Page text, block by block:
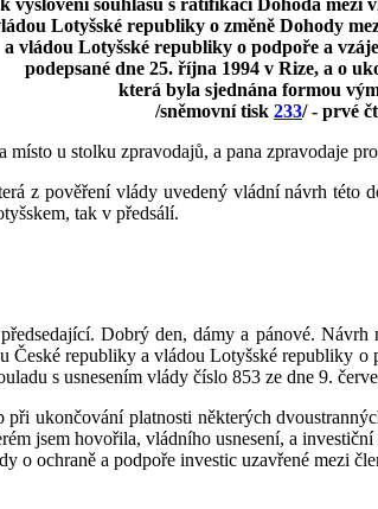
Lotyšské republiky o změně Dohody
a vládou Lotyšské republiky o podpoře a
podepsané dne 25. října 1994 v Rize, a o
která byla sjednána formou
/sněmovní tisk 233/ - prvé
u stolku zpravodajů, a pana zpravodaje
z pověření vlády uvedený vládní návrh
tak v předsálí.
Dobrý den, dámy a pánové.
republiky a vládou Lotyšské republiky
s usnesením vlády číslo 853 ze dne 9.
ukončování platnosti některých
jsem hovořila, vládního usnesení, a
o ochraně a podpoře investic uzavřené